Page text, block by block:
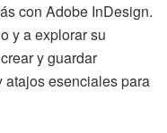
con Adobe InDesign.
y a explorar su
y guardar
atajos esenciales para